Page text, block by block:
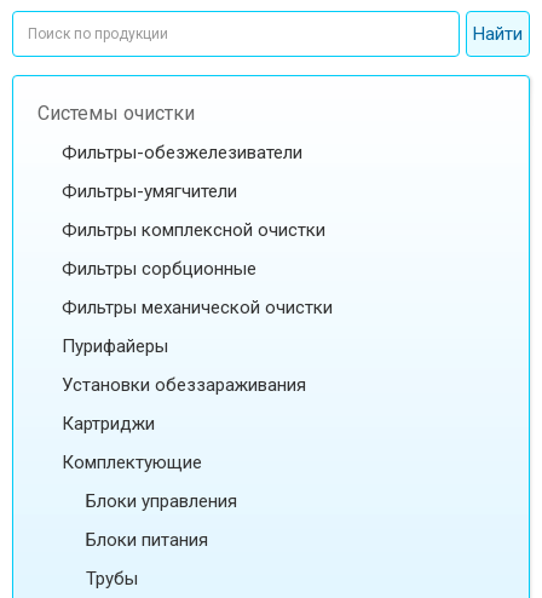
Системы очистки
Фильтры-обезжелезиватели
Фильтры-умягчители
Фильтры комплексной очистки
Фильтры сорбционные
Фильтры механической очистки
Пурифайеры
Установки обеззараживания
Картриджи
Комплектующие
Блоки управления
Блоки питания
Трубы